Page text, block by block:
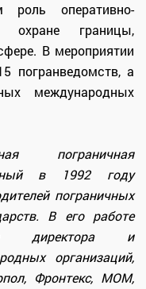
оперативно-
охране границы,
В мероприятии
погранведомств, а
международных
пограничная
в 1992 году
пограничных
В его работе
директора и
организаций,
Фронтекс, МОМ,